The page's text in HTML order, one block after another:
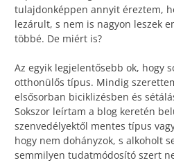
tulajdonképpen annyit éreztem,
lezárult, s nem is nagyon leszek
többé. De miért is?
Az egyik legjelentősebb ok, hogy
otthonülős típus. Mindig
elsősorban biciklizésben és
Sokszor leírtam a blog keretén
szenvedélyektől mentes típus
hogy nem dohányzok, s alkoholt
semmilyen tudatmódosító szert